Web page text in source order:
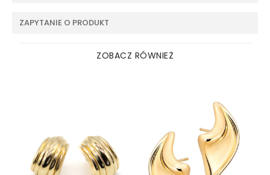
ZAPYTANIE O PRODUKT
ZOBACZ RÓWNIEŻ